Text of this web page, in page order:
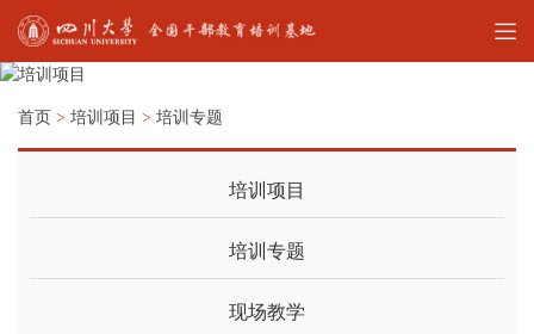
首页 > 培训项目 > 培训专题
培训项目
培训专题
现场教学